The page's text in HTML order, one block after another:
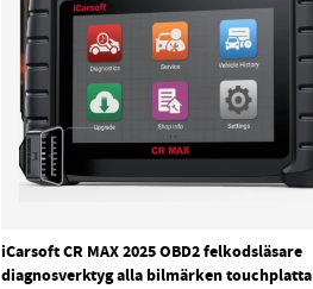
iCarsoft CR MAX 2025 OBD2 felkodsläsare
diagnosverktyg alla bilmärken touchplatta